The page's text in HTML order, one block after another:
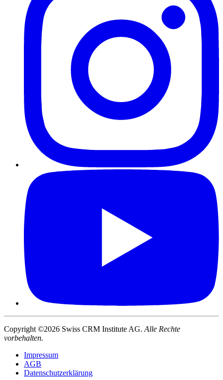
Copyright ©2026 Swiss CRM Institute AG. Alle Rechte
vorbehalten.
Impressum
AGB
Datenschutzerklärung